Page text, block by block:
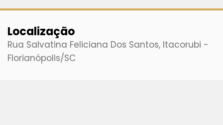
Localização
Rua Salvatina Feliciana Dos Santos, Itacorubi -
Florianópolis/SC